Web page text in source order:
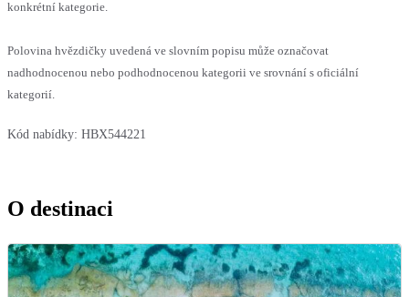
konkrétní kategorie.
Polovina hvězdičky uvedená ve slovním popisu může označovat
nadhodnocenou nebo podhodnocenou kategorii ve srovnání s oficiální
kategorií.
Kód nabídky: HBX544221
O destinaci